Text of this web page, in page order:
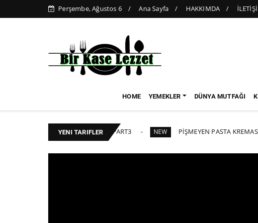
Perşembe, Ağustos 6 Ana Sayfa HAKKIMDA
HOME YEMEKLER DÜNYA MUTFAĞI
YENI TARIFLER
TEMALI YAŞ PASTA PART3 NEW PİŞMEYEN PASTA KREMASI-GANAJ